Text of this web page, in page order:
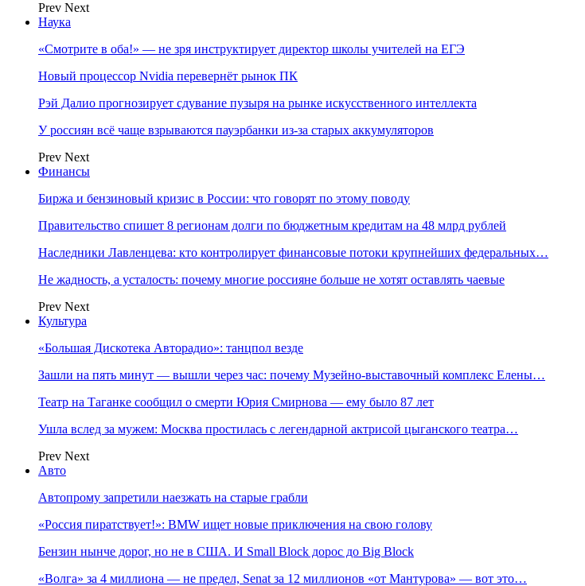
Prev Next
Наука
«Смотрите в оба!» — не зря инструктирует директор школы учителей на ЕГЭ
Новый процессор Nvidia перевернёт рынок ПК
Рэй Далио прогнозирует сдувание пузыря на рынке искусственного интеллекта
У россиян всё чаще взрываются пауэрбанки из-за старых аккумуляторов
Prev Next
Финансы
Биржа и бензиновый кризис в России: что говорят по этому поводу
Правительство спишет 8 регионам долги по бюджетным кредитам на 48 млрд рублей
Наследники Лавленцева: кто контролирует финансовые потоки крупнейших федеральных…
Не жадность, а усталость: почему многие россияне больше не хотят оставлять чаевые
Prev Next
Культура
«Большая Дискотека Авторадио»: танцпол везде
Зашли на пять минут — вышли через час: почему Музейно-выставочный комплекс Елены…
Театр на Таганке сообщил о смерти Юрия Смирнова — ему было 87 лет
Ушла вслед за мужем: Москва простилась с легендарной актрисой цыганского театра…
Prev Next
Авто
Автопрому запретили наезжать на старые грабли
«Россия пиратствует!»: BMW ищет новые приключения на свою голову
Бензин нынче дорог, но не в США. И Small Block дорос до Big Block
«Волга» за 4 миллиона — не предел, Senat за 12 миллионов «от Мантурова» — вот это…